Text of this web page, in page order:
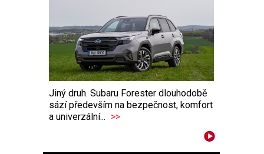
Jiný druh. Subaru Forester dlouhodobě
sází především na bezpečnost, komfort
a univerzální... >>